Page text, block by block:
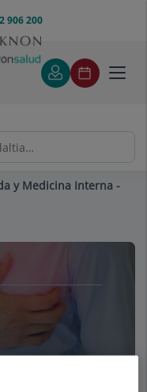
906 200
y Medicina Interna -